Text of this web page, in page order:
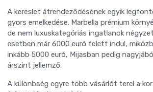
A kereslet átrendeződésének egyik
gyors emelkedése. Marbella prémium
de nem luxuskategóriás ingatlanok
esetben már 6000 euró felett indul,
inkább 5000 euró, Mijasban pedig
árszint jellemző.
A különbség egyre több vásárlót terel a